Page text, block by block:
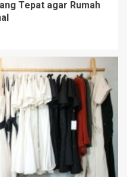
Tepat agar Rumah